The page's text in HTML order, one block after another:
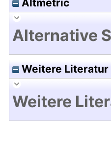
Altmetric
Alternative
Weitere Literatur
Weitere